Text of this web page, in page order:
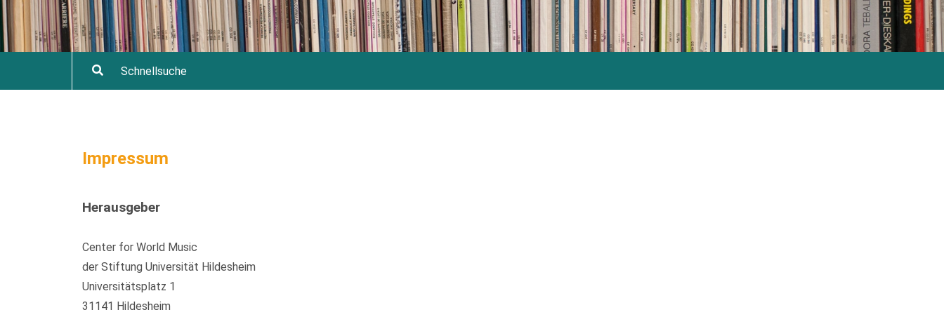
Impressum
Herausgeber
Center for World Music
der Stiftung Universität Hildesheim
Universitätsplatz 1
31141 Hildesheim